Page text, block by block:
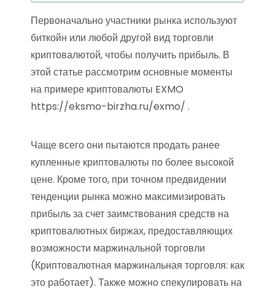
Первоначально участники рынка используют
биткойн или любой другой вид торговли
криптовалютой, чтобы получить прибыль. В
этой статье рассмотрим основные моменты
на примере криптовалюты EXMO
https://eksmo-birzha.ru/exmo/ .
Чаще всего они пытаются продать ранее
купленные криптовалюты по более высокой
цене. Кроме того, при точном предвидении
тенденции рынка можно максимизировать
прибыль за счет заимствования средств на
криптовалютных биржах, предоставляющих
возможности маржинальной торговли
(Криптовалютная маржинальная торговля: как
это работает). Также можно спекулировать на